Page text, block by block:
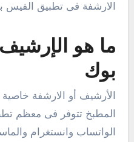
الارشفة فى تطبيق
ما هو
بوك
الأرشيف أو الارشفة
المطبخ تتوفر فى معظم
الواتساب وانستغرام